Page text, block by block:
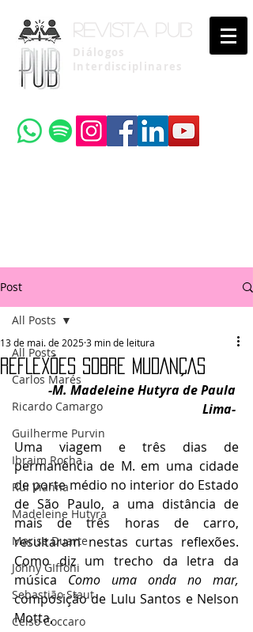
Revista pub
Diálogos
Interdisciplinares
Post
All Posts
Carlos Marés
Ricardo Camargo
Guilherme Purvin
Ibraim Rocha
Rui Vianna
Madeleine Hutyra
Marise Duarte
Johny GIffoni
Sebastião Staut
Celso Coccaro
All Posts
REFLEXÕES SOBRE MUDANÇAS
13 de mai. de 20253 min de leitura
-M. Madeleine Hutyra de Paula
Lima-
Uma viagem e três dias de
permanência de M. em uma cidade
de porte médio no interior do Estado
de São Paulo, a uma distância de
mais de três horas de carro,
resultaram nestas curtas reflexões.
Como diz um trecho da letra da
música
composição de Lulu Santos e Nelson
Motta,